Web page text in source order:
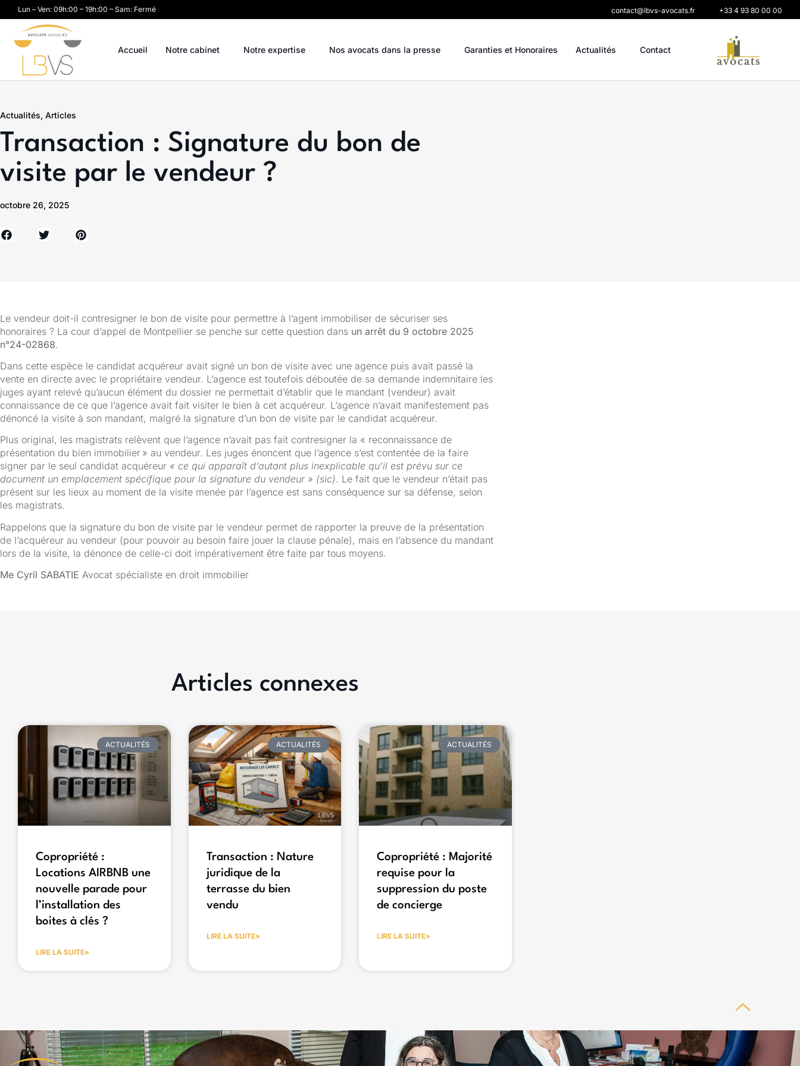
Lun – Ven: 09h:00 – 19h:00 – Sam: Fermé contact@lbvs-avocats.fr +33 4 93 80 00 00
Accueil Notre cabinet Notre expertise Nos avocats dans la presse Garanties et Honoraires Actualités Contact
Actualités, Articles
Transaction : Signature du bon de
visite par le vendeur ?
octobre 26, 2025
Le vendeur doit-il contresigner le bon de visite pour permettre à l’agent immobiliser de sécuriser ses
honoraires ? La cour d’appel de Montpellier se penche sur cette question dans un arrêt du 9 octobre 2025
n°24-02868.
Dans cette espèce le candidat acquéreur avait signé un bon de visite avec une agence puis avait passé la
vente en directe avec le propriétaire vendeur. L’agence est toutefois déboutée de sa demande indemnitaire les
juges ayant relevé qu’aucun élément du dossier ne permettait d’établir que le mandant (vendeur) avait
connaissance de ce que l’agence avait fait visiter le bien à cet acquéreur. L’agence n’avait manifestement pas
dénoncé la visite à son mandant, malgré la signature d’un bon de visite par le candidat acquéreur.
Plus original, les magistrats relèvent que l’agence n’avait pas fait contresigner la « reconnaissance de
présentation du bien immobilier » au vendeur. Les juges énoncent que l’agence s’est contentée de la faire
signer par le seul candidat acquéreur « ce qui apparaît d’autant plus inexplicable qu’il est prévu sur ce
document un emplacement spécifique pour la signature du vendeur » (sic). Le fait que le vendeur n’était pas
présent sur les lieux au moment de la visite menée par l’agence est sans conséquence sur sa défense, selon
les magistrats.
Rappelons que la signature du bon de visite par le vendeur permet de rapporter la preuve de la présentation
de l’acquéreur au vendeur (pour pouvoir au besoin faire jouer la clause pénale), mais en l’absence du mandant
lors de la visite, la dénonce de celle-ci doit impérativement être faite par tous moyens.
Me Cyril SABATIE Avocat spécialiste en droit immobilier
Articles connexes
ACTUALITÉS
Copropriété :
Locations AIRBNB une
nouvelle parade pour
l’installation des
boites à clés ?
LIRE LA SUITE»
ACTUALITÉS
Transaction : Nature
juridique de la
terrasse du bien
vendu
LIRE LA SUITE»
ACTUALITÉS
Copropriété : Majorité
requise pour la
suppression du poste
de concierge
LIRE LA SUITE»